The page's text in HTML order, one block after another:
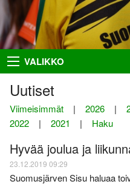
VALIKKO
Takaisin
Hiihto
Palloilu- ja yleisurheilu
Sisumaja
Suunnistus
Uutiset
Takaisin
Riston Hölkkä
Ykkössuunnat
AIEMMAT
Salon Seudun Rastiviesti 2023
Karjalan Liiton
suunnistusmestaruuskilpailut
Takaisin
Kuvat
Puvut
SUUNNISTAJILLE
Ilmoittautumisohjeet
Irma
Takaisin
Seuraesittely
Organisaatio
SEURAA MEITÄ
Facebook
Flickr
Uutiset
Viimeisimmät | 2026 |
2022
| 2021 | Haku
Hyvää joulua ja
23.12.2019 09:29
Suomusjärven Sisu haluaa